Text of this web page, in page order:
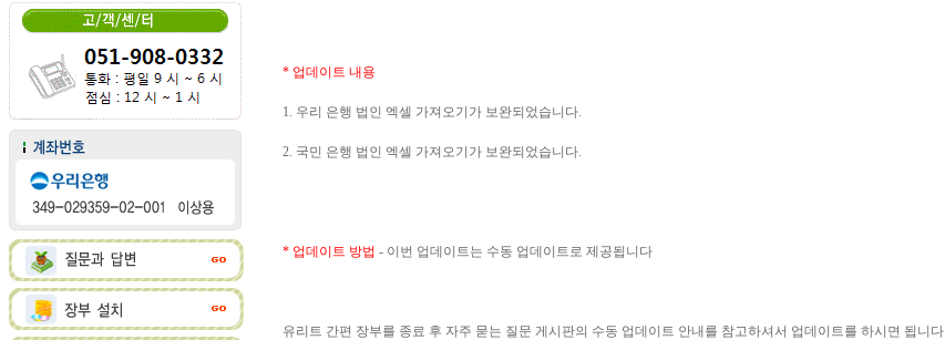
* 업데이트 내용
1. 우리 은행 법인 엑셀 가져오기가 보완되었습니다.
2. 국민 은행 법인 엑셀 가져오기가 보완되었습니다.
* 업데이트 방법 - 이번 업데이트는 수동 업데이트로 제공됩니다
유리트 간편 장부를 종료 후 자주 묻는 질문 게시판의 수동 업데이트 안내를 참고하셔서 업데이트를 하시면 됩니다